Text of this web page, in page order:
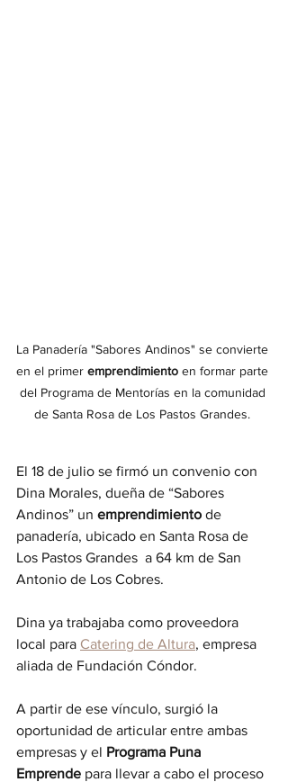
La Panadería "Sabores Andinos" se convierte
en el primer emprendimiento en formar parte
del Programa de Mentorías en la comunidad
de Santa Rosa de Los Pastos Grandes.
El 18 de julio se firmó un convenio con
Dina Morales, dueña de “Sabores
Andinos” un emprendimiento de
panadería, ubicado en Santa Rosa de
Los Pastos Grandes  a 64 km de San
Antonio de Los Cobres.
Dina ya trabajaba como proveedora
local para Catering de Altura, empresa
aliada de Fundación Cóndor.
A partir de ese vínculo, surgió la
oportunidad de articular entre ambas
empresas y el Programa Puna
Emprende para llevar a cabo el proceso